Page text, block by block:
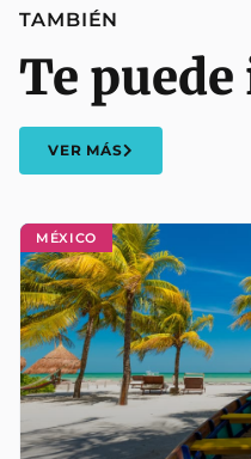
MÉXICO
TAMBIÉN
Te
VER MÁS